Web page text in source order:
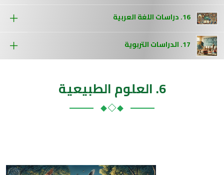
16. دراسات اللغة العربية
17. الدراسات التربوية
6. العلوم الطبيعية